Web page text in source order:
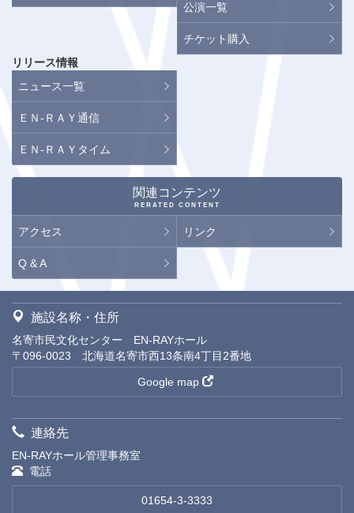
公演一覧
チケット購入
リリース情報
ニュース一覧
ＥＮ-ＲＡＹ通信
ＥＮ-ＲＡＹタイム
関連コンテンツ
RERATED CONTENT
アクセス リンク
Q & A
施設名称・住所
名寄市民文化センター EN-RAYホール
〒096-0023 北海道名寄市西13条南4丁目2番地
Google map
連絡先
EN-RAYホール管理事務室
電話
01654-3-3333